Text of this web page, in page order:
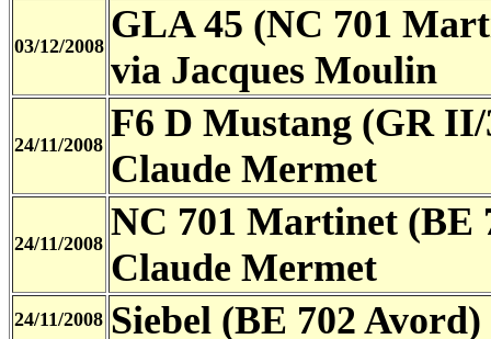
03/12/2008 GLA 45 (NC 701
via Jacques Moulin
24/11/2008 F6 D Mustang (GR
Claude Mermet
24/11/2008 NC 701 Martinet (BE
Claude Mermet
24/11/2008 Siebel (BE 702 Avord)